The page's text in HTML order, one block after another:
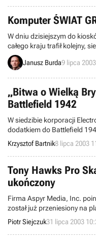
do dziecinnych marzeń, w
strażakami.
Komputer ŚWIAT
W dniu dzisiejszym do
całego kraju trafił kolejny,
ŚWIAT GRY. Tym razem do
CD: pełna wersja
znajdziecie jak zwykle wiele
tematów pokrewnych.
Janusz Burda9 lipca
„Bitwa o Wielką
Battlefield 1942
W siedzibie korporacji
dodatkiem do Battlefield
także nad sequelem tej
oznacza to jednak, że
strzelanki
powyższych tytułów - już
kolejna bonusowa mapa,
Brytanię.
Krzysztof Bartnik8 lipca 2003
Tony Hawks Pro
ukończony
Firma Aspyr Media, Inc. poinformowała, iż Tony Hawk's Pro Skater 4
został już przeniesiony na
tytułu nastąpił dzięki firmie
wspomnianej powyżej
Gra w tej właśnie formie
Piotr Siejczuk31 lipca 2003